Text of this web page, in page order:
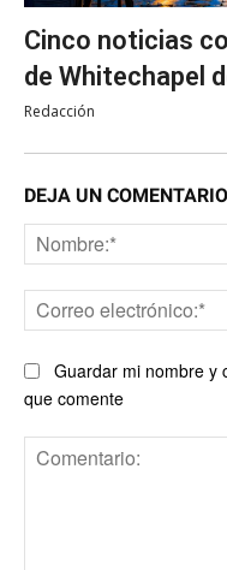
Cinco noticias
de Whitechapel
Redacción
DEJA UN COMENTARIO
Guardar mi nombre y
que comente